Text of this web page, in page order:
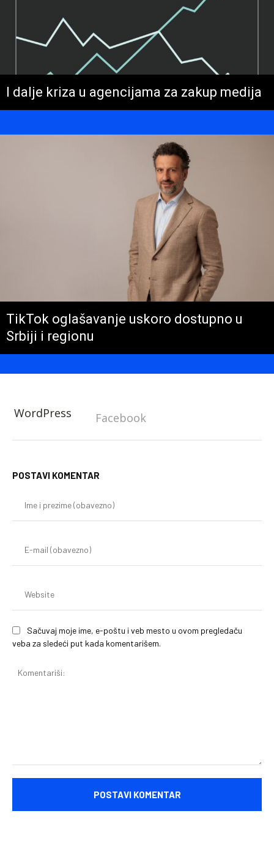
I dalje kriza u agencijama za zakup medija
TikTok oglašavanje uskoro dostupno u
Srbiji i regionu
WordPress Facebook
POSTAVI KOMENTAR
Sačuvaj moje ime, e-poštu i veb mesto u ovom pregledaču
veba za sledeći put kada komentarišem.